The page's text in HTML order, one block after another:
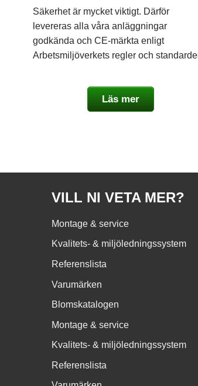
Säkerhet är mycket viktigt. Därför
levereras alla våra anläggningar
godkända och CE-märkta enligt
Arbetsmiljöverkets regler och
Läs mer
VILL NI VETA MER?
Montage & service
Kvalitets- & miljöledningssystem
Referenslista
Varumärken
Blomskatalogen
Montage & service
Kvalitets- & miljöledningssystem
Referenslista